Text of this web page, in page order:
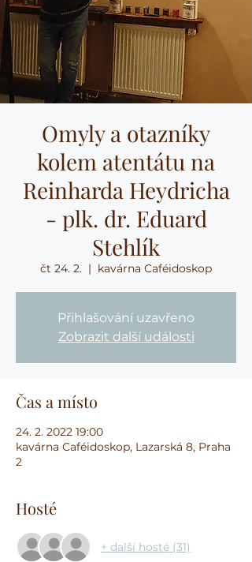
Omyly a otazníky
kolem atentátu na
Reinharda Heydricha
- plk. dr. Eduard
Stehlík
čt 24. 2.
  |
kavárna Caféidoskop
Přihlašování uzavřeno
Zobrazit další události
Čas a místo
24. 2. 2022 19:00
kavárna Caféidoskop, Lazarská 8, Praha
2
Hosté
+ další hosté (31)